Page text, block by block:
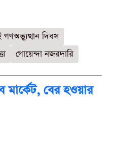
দিবস
গোয়েন্দা নজরদারি
বের হওয়ার